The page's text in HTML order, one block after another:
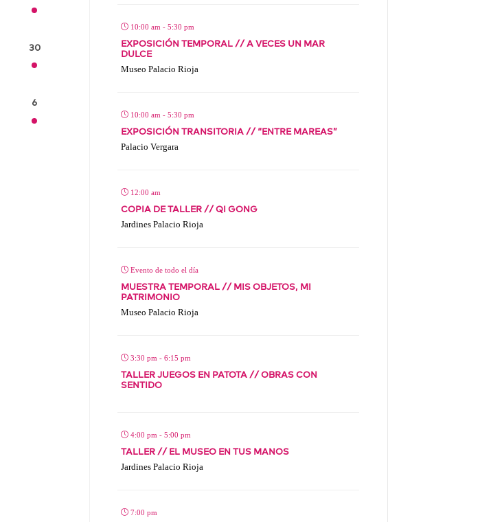
30
6
10:00 am - 5:30 pm
EXPOSICIÓN TEMPORAL // A VECES UN MAR
DULCE
Museo Palacio Rioja
10:00 am - 5:30 pm
EXPOSICIÓN TRANSITORIA // “ENTRE MAREAS”
Palacio Vergara
12:00 am
COPIA DE TALLER // QI GONG
Jardines Palacio Rioja
Evento de todo el día
MUESTRA TEMPORAL // MIS OBJETOS, MI
PATRIMONIO
Museo Palacio Rioja
3:30 pm - 6:15 pm
TALLER JUEGOS EN PATOTA // OBRAS CON
SENTIDO
4:00 pm - 5:00 pm
TALLER // EL MUSEO EN TUS MANOS
Jardines Palacio Rioja
7:00 pm